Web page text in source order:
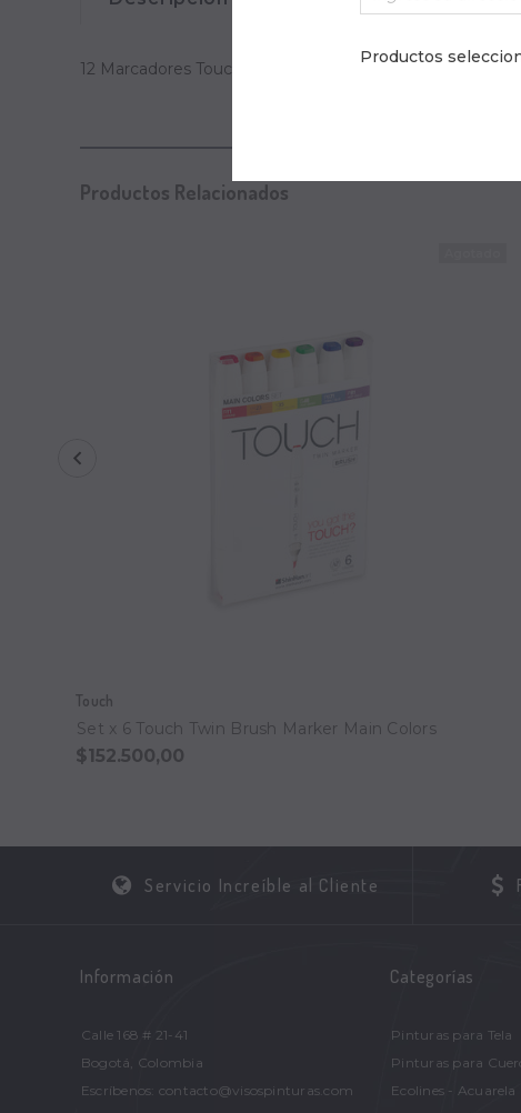
12 Marcadores Touch Twin, Escala Colores Piel (Skin
Productos Relacionados
Touch
Set x 6 Touch Twin Brush Marker Main Colors
$152.500,00
Servicio Increíble al Cliente
Información
Calle 168 # 21-41
Bogotá, Colombia
Escríbenos: contacto@visospinturas.com
Categorías
Pinturas para Tela
Pinturas para
Ecolines - Acuarela
Productos